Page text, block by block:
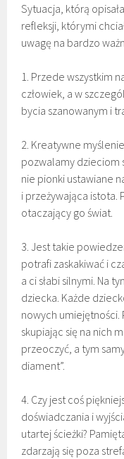
Sytuacja, którą
refleksji, którymi
uwagę na bardzo
1. Przede wszystkim
człowiek, a w
bycia szanowanym i
2. Kreatywne
pozwalamy dzieciom
nie pionki ustawiane
i przeżywająca istota.
otaczający go świat.
3. Jest takie
potrafi zaskakiwać i
a ci słabi silnymi. Na
dziecka. Każde
nowych umiejętności.
skupiając się na nich
przeoczyć, a tym
diament”.
4. Czy jest coś
doświadczania i
utartej ścieżki?
zdarzają się poza